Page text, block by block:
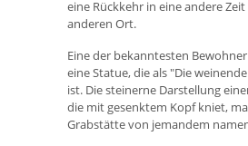
eine Rückkehr in eine andere
anderen Ort.
Eine der bekanntesten
eine Statue, die als "Die
ist. Die steinerne Darstellung
die mit gesenktem Kopf kniet,
Grabstätte von jemandem